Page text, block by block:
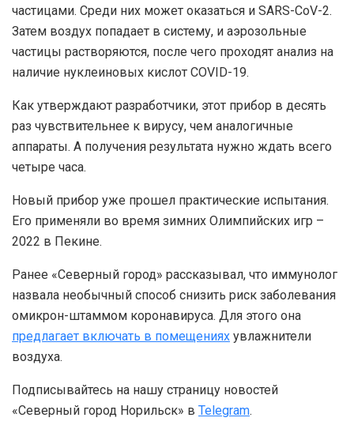
частицами. Среди них может оказаться и SARS-CoV-2.
Затем воздух попадает в систему, и аэрозольные
частицы растворяются, после чего проходят анализ на
наличие нуклеиновых кислот COVID-19.
Как утверждают разработчики, этот прибор в десять
раз чувствительнее к вирусу, чем аналогичные
аппараты. А получения результата нужно ждать всего
четыре часа.
Новый прибор уже прошел практические испытания.
Его применяли во время зимних Олимпийских игр –
2022 в Пекине.
Ранее «Северный город» рассказывал, что иммунолог
назвала необычный способ снизить риск заболевания
омикрон-штаммом коронавируса. Для этого она
предлагает включать в помещениях увлажнители
воздуха.
Подписывайтесь на нашу страницу новостей
«Северный город Норильск» в Telegram.